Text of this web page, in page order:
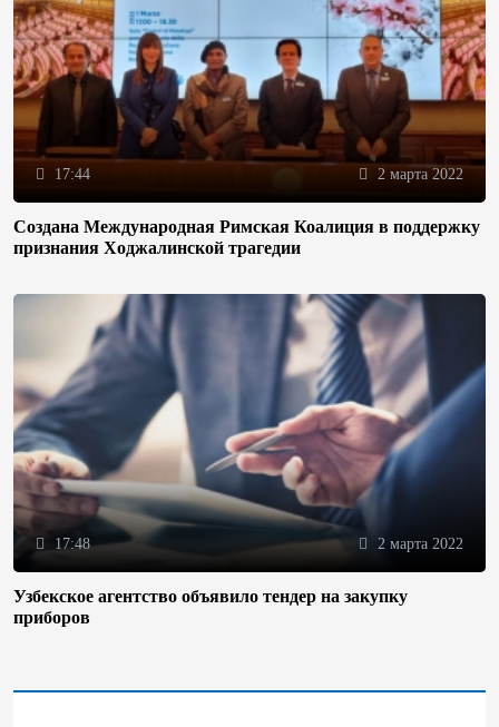
17:44 2 марта 2022
Создана Международная Римская Коалиция в поддержку
признания Ходжалинской трагедии
17:48 2 марта 2022
Узбекское агентство объявило тендер на закупку
приборов